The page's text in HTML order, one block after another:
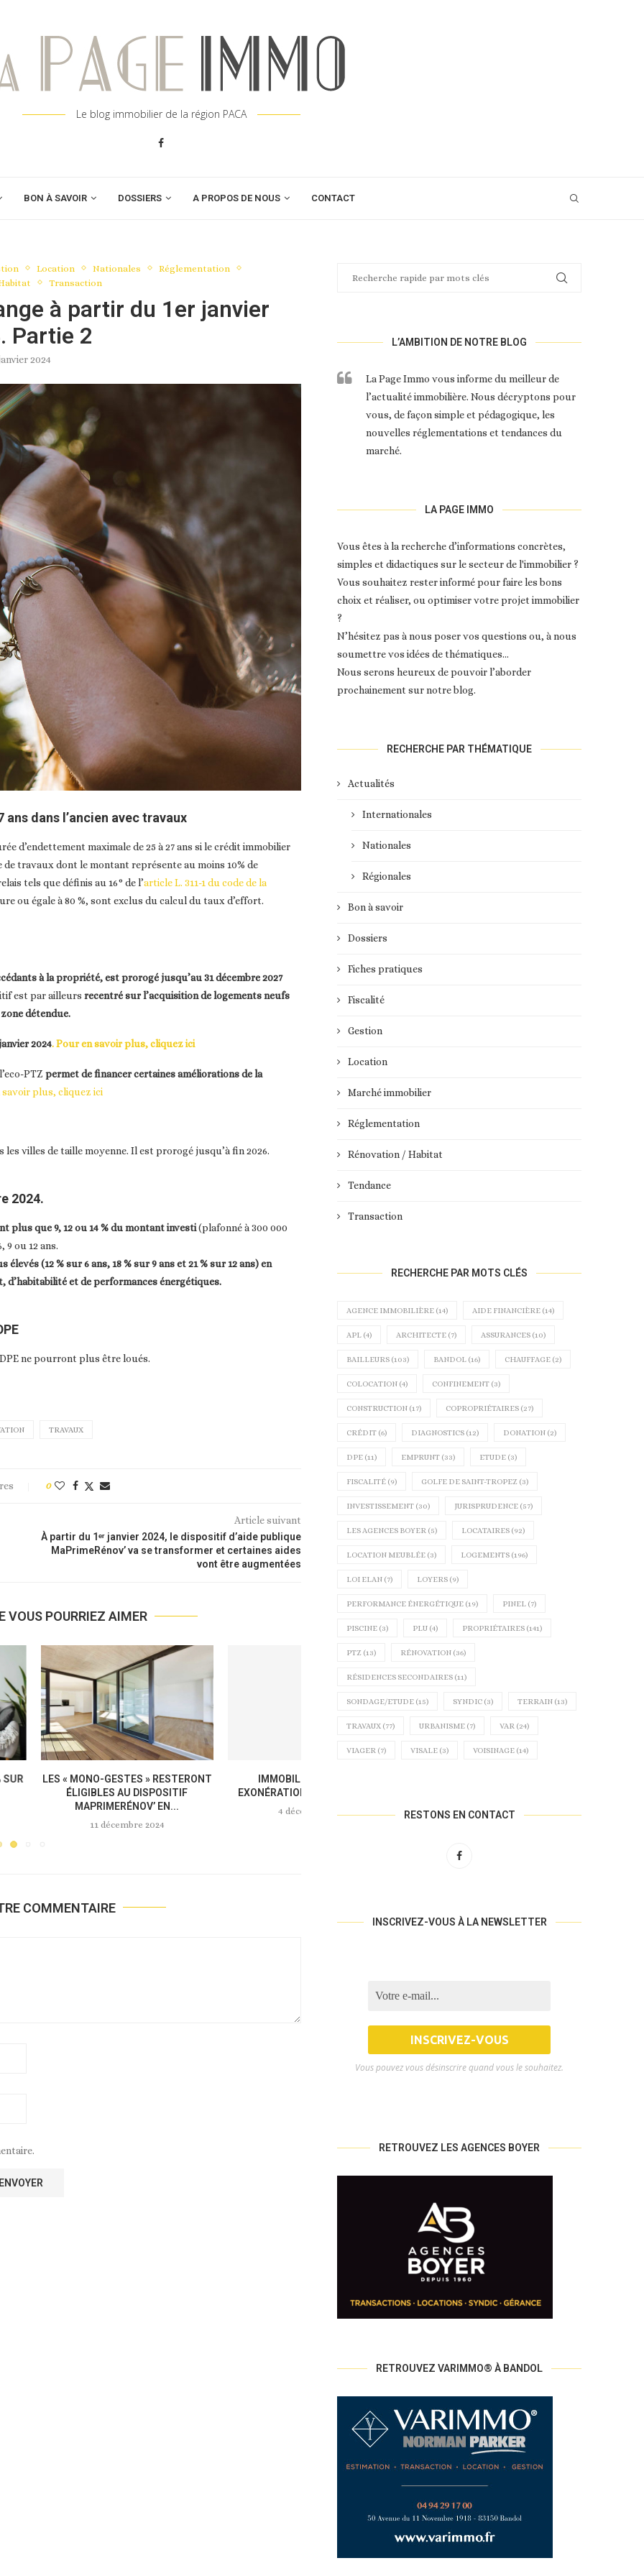
Le blog immobilier de la région PACA
BON À SAVOIR DOSSIERS A PROPOS DE NOUS CONTACT
Location Nationales
Réglementation
Transaction
à partir du 1er janvier
Partie 2
2024
dans l’ancien avec travaux
d’endettement maximale de 25 à 27 ans si le crédit immobilier
de travaux dont le montant représente au moins 10% de
tels que définis au 16° de l’article L. 311-1 du code de la
ou égale à 80 %, sont exclus du calcul du taux d’effort.
à la propriété, est prorogé jusqu’au 31 décembre 2027
est par ailleurs recentré sur l’acquisition de logements neufs
détendue.
2024. Pour en savoir plus, cliquez ici
PTZ permet de financer certaines améliorations de la
savoir plus, cliquez ici
villes de taille moyenne. Il est prorogé jusqu’à fin 2026.
2024.
plus que 9, 12 ou 14 % du montant investi(plafonné à 300 000
ou 12 ans.
(12 % sur 6 ans, 18 % sur 9 ans et 21 % sur 12 ans) en
d’habitabilité et de performances énergétiques.
ne pourront plus être loués.
TRAVAUX
0
Article suivant
À partir du 1ᵉʳ janvier 2024, le dispositif d’aide publique
MaPrimeRénov’ va se transformer et certaines aides
vont être augmentées
VOUS POURRIEZ AIMER
2025 ET SUR
MEUBLÉS DE TOURISME : LA
NOUVELLE LOI « ANTI-AIRBNB »...
18 novembre 2024 11 novembre 2024
L’AMBITION DE NOTRE BLOG
La Page Immo vous informe du meilleur de
l’actualité immobilière. Nous décryptons pour
vous, de façon simple et pédagogique, les
nouvelles réglementations et tendances du
marché.
LA PAGE IMMO
Vous êtes à la recherche d’informations concrètes,
simples et didactiques sur le secteur de l'immobilier ?
Vous souhaitez rester informé pour faire les bons
choix et réaliser, ou optimiser votre projet immobilier
?
N’hésitez pas à nous poser vos questions ou, à nous
soumettre vos idées de thématiques…
Nous serons heureux de pouvoir l’aborder
prochainement sur notre blog.
RECHERCHE PAR THÉMATIQUE
Actualités
Internationales
Nationales
Régionales
Bon à savoir
Dossiers
Fiches pratiques
Fiscalité
Gestion
Location
Marché immobilier
Réglementation
Rénovation / Habitat
Tendance
Transaction
RECHERCHE PAR MOTS CLÉS
AGENCE IMMOBILIÈRE (14) AIDE FINANCIÈRE (14)
APL (4) ARCHITECTE (7) ASSURANCES (10)
BAILLEURS (103) BANDOL (16) CHAUFFAGE (2)
COLOCATION (4) CONFINEMENT (3)
CONSTRUCTION (17) COPROPRIÉTAIRES (27)
CRÉDIT (6) DIAGNOSTICS (12) DONATION (2)
DPE (11) EMPRUNT (33) ETUDE (3)
FISCALITÉ (9) GOLFE DE SAINT-TROPEZ (3)
INVESTISSEMENT (30) JURISPRUDENCE (57)
LES AGENCES BOYER (5) LOCATAIRES (92)
LOCATION MEUBLÉE (3) LOGEMENTS (196)
LOI ELAN (7) LOYERS (9)
PERFORMANCE ÉNERGÉTIQUE (19) PINEL (7)
PISCINE (3) PLU (4) PROPRIÉTAIRES (141)
PTZ (13) RÉNOVATION (36)
RÉSIDENCES SECONDAIRES (11)
SONDAGE/ETUDE (15) SYNDIC (3) TERRAIN (13)
TRAVAUX (77) URBANISME (7) VAR (24)
VIAGER (7) VISALE (3) VOISINAGE (14)
RESTONS EN CONTACT
INSCRIVEZ-VOUS À LA NEWSLETTER
Vous pouvez vous désinscrire quand vous le souhaitez.
RETROUVEZ LES AGENCES BOYER
RETROUVEZ VARIMMO® À BANDOL